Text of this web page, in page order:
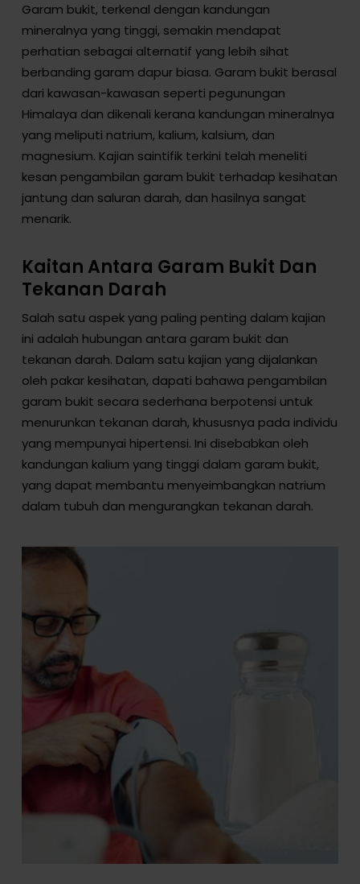
Garam bukit, terkenal dengan kandungan
mineralnya yang tinggi, semakin mendapat
perhatian sebagai alternatif yang lebih sihat
berbanding garam dapur biasa. Garam bukit berasal
dari kawasan-kawasan seperti pegunungan
Himalaya dan dikenali kerana kandungan mineralnya
yang meliputi natrium, kalium, kalsium, dan
magnesium. Kajian saintifik terkini telah meneliti
kesan pengambilan garam bukit terhadap kesihatan
jantung dan saluran darah, dan hasilnya sangat
menarik.
Kaitan Antara Garam Bukit Dan
Tekanan Darah
Salah satu aspek yang paling penting dalam kajian
ini adalah hubungan antara garam bukit dan
tekanan darah. Dalam satu kajian yang dijalankan
oleh pakar kesihatan, dapati bahawa pengambilan
garam bukit secara sederhana berpotensi untuk
menurunkan tekanan darah, khususnya pada individu
yang mempunyai hipertensi. Ini disebabkan oleh
kandungan kalium yang tinggi dalam garam bukit,
yang dapat membantu menyeimbangkan natrium
dalam tubuh dan mengurangkan tekanan darah.